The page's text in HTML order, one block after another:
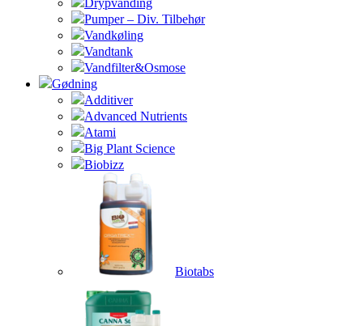
Drypvanding
Pumper – Div. Tilbehør
Vandkøling
Vandtank
Vandfilter&Osmose
Gødning
Additiver
Advanced Nutrients
Atami
Big Plant Science
Biobizz
Biotabs